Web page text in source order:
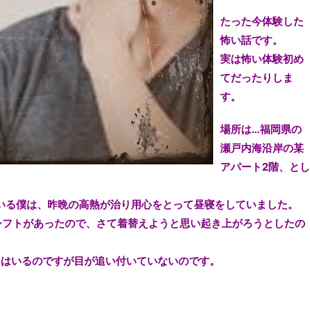
たった今体験した
怖い話です。
実は怖い体験初め
てだったりしま
す。
場所は…福岡県の
瀬戸内海沿岸の某
アパート2階、とし
僕は、昨晩の高熱が治り用心をとって昼寝をしていました。
トがあったので、さて着替えようと思い起き上がろうとしたの
いるのですが目が追い付いていないのです。